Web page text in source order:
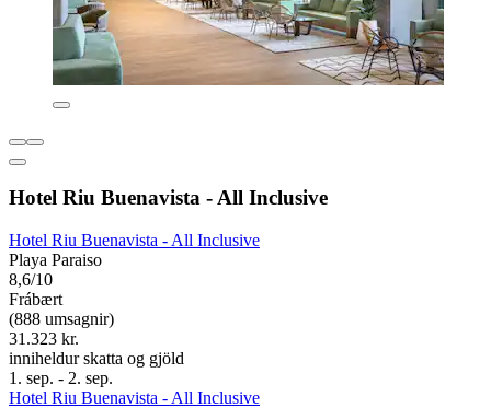
Hotel Riu Buenavista - All Inclusive
Hotel Riu Buenavista - All Inclusive
Playa Paraiso
8,6/10
Frábært
(888 umsagnir)
31.323 kr.
inniheldur skatta og gjöld
1. sep. - 2. sep.
Hotel Riu Buenavista - All Inclusive